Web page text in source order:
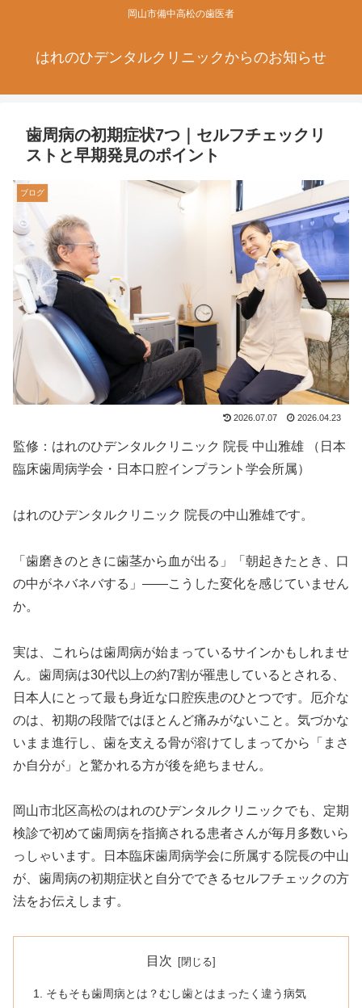
岡山市備中高松の歯医者
はれのひデンタルクリニックからのお知らせ
歯周病の初期症状7つ｜セルフチェックリ
ストと早期発見のポイント
ブログ
2026.07.07 2026.04.23
監修：はれのひデンタルクリニック 院長 中山雅雄 （日本
臨床歯周病学会・日本口腔インプラント学会所属）
はれのひデンタルクリニック 院長の中山雅雄です。
「歯磨きのときに歯茎から血が出る」「朝起きたとき、口
の中がネバネバする」——こうした変化を感じていません
か。
実は、これらは歯周病が始まっているサインかもしれませ
ん。歯周病は30代以上の約7割が罹患しているとされる、
日本人にとって最も身近な口腔疾患のひとつです。厄介な
のは、初期の段階ではほとんど痛みがないこと。気づかな
いまま進行し、歯を支える骨が溶けてしまってから「まさ
か自分が」と驚かれる方が後を絶ちません。
岡山市北区高松のはれのひデンタルクリニックでも、定期
検診で初めて歯周病を指摘される患者さんが毎月多数いら
っしゃいます。日本臨床歯周病学会に所属する院長の中山
が、歯周病の初期症状と自分でできるセルフチェックの方
法をお伝えします。
目次
そもそも歯周病とは？むし歯とはまったく違う病気